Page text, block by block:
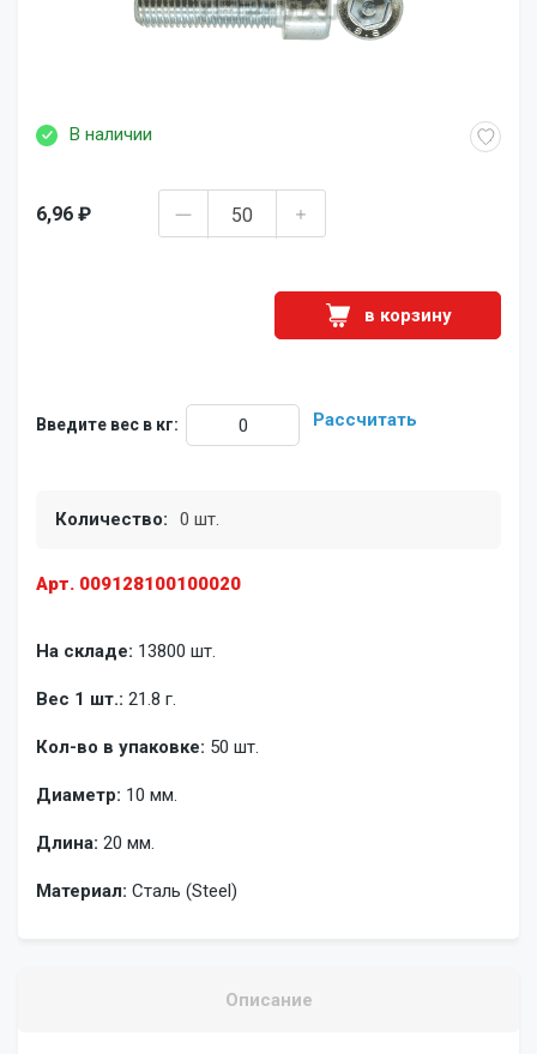
Арт. 009128100100020
В наличии
На складе: 13800 шт.
Вес 1 шт.: 21.8 г.
Кол-во в упаковке: 50 шт.
Диаметр: 10 мм.
Длина: 20 мм.
Материал: Сталь (Steel)
6,96 ₽
в корзину
Введите вес в кг: Рассчитать
Количество: 0 шт.
Описание